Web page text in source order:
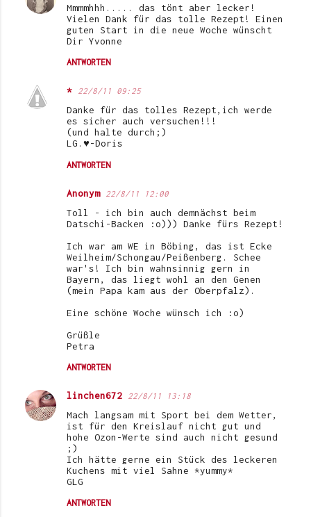
Mmmmhhh..... das tönt aber lecker!
Vielen Dank für das tolle Rezept! Einen
guten Start in die neue Woche wünscht
Dir Yvonne
ANTWORTEN
* 22/8/11 09:25
Danke für das tolles Rezept,ich werde
es sicher auch versuchen!!!
(und halte durch;)
LG.♥-Doris
ANTWORTEN
Anonym 22/8/11 12:00
Toll - ich bin auch demnächst beim
Datschi-Backen :o))) Danke fürs Rezept!
Ich war am WE in Böbing, das ist Ecke
Weilheim/Schongau/Peißenberg. Schee
war's! Ich bin wahnsinnig gern in
Bayern, das liegt wohl an den Genen
(mein Papa kam aus der Oberpfalz).
Eine schöne Woche wünsch ich :o)
Grüßle
Petra
ANTWORTEN
linchen672 22/8/11 13:18
Mach langsam mit Sport bei dem Wetter,
ist für den Kreislauf nicht gut und
hohe Ozon-Werte sind auch nicht gesund
;)
Ich hätte gerne ein Stück des leckeren
Kuchens mit viel Sahne *yummy*
GLG
ANTWORTEN